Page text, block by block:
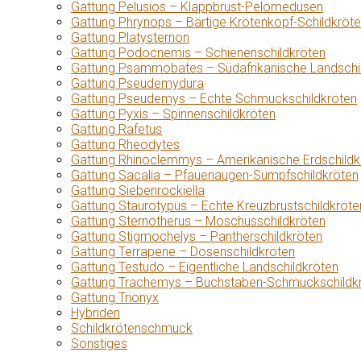
Gattung Pelusios – Klappbrust-Pelomedusen
Gattung Phrynops – Bärtige Krötenkopf-
Gattung Platysternon
Gattung Podocnemis – Schienenschildkröten
Gattung Psammobates – Südafrikanische
Gattung Pseudemydura
Gattung Pseudemys – Echte Schmuckschildkröten
Gattung Pyxis – Spinnenschildkröten
Gattung Rafetus
Gattung Rheodytes
Gattung Rhinoclemmys – Amerikanische
Gattung Sacalia – Pfauenaugen-Sumpfschildkröten
Gattung Siebenrockiella
Gattung Staurotypus – Echte
Gattung Sternotherus – Moschusschildkröten
Gattung Stigmochelys – Pantherschildkröten
Gattung Terrapene – Dosenschildkröten
Gattung Testudo – Eigentliche Landschildkröten
Gattung Trachemys – Buchstaben-
Gattung Trionyx
Hybriden
Schildkrötenschmuck
Sonstiges